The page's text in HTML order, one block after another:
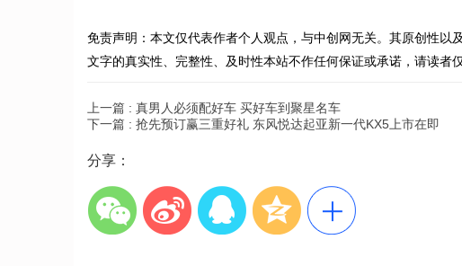
免责声明：本文仅代表作者个人观点，与中创网无关。其原创性以
文字的真实性、完整性、及时性本站不作任何保证或承诺，请读者
上一篇 : 真男人必须配好车 买好车到聚星名车
下一篇 : 抢先预订赢三重好礼 东风悦达起亚新一代KX5上市在即
分享：